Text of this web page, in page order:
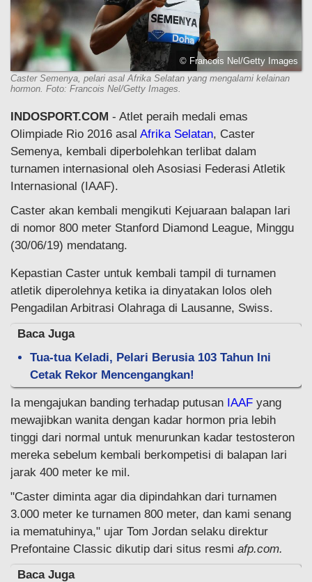
© Francois Nel/Getty Images
Caster Semenya, pelari asal Afrika Selatan yang mengalami kelainan
hormon. Foto: Francois Nel/Getty Images.
INDOSPORT.COM - Atlet peraih medali emas
Olimpiade Rio 2016 asal Afrika Selatan, Caster
Semenya, kembali diperbolehkan terlibat dalam
turnamen internasional oleh Asosiasi Federasi Atletik
Internasional (IAAF).
Caster akan kembali mengikuti Kejuaraan balapan lari
di nomor 800 meter Stanford Diamond League, Minggu
(30/06/19) mendatang.
Kepastian Caster untuk kembali tampil di turnamen
atletik diperolehnya ketika ia dinyatakan lolos oleh
Pengadilan Arbitrasi Olahraga di Lausanne, Swiss.
Baca Juga
Tua-tua Keladi, Pelari Berusia 103 Tahun Ini
Cetak Rekor Mencengangkan!
Ia mengajukan banding terhadap putusan IAAF yang
mewajibkan wanita dengan kadar hormon pria lebih
tinggi dari normal untuk menurunkan kadar testosteron
mereka sebelum kembali berkompetisi di balapan lari
jarak 400 meter ke mil.
"Caster diminta agar dia dipindahkan dari turnamen
3.000 meter ke turnamen 800 meter, dan kami senang
ia mematuhinya," ujar Tom Jordan selaku direktur
Prefontaine Classic dikutip dari situs resmi afp.com.
Baca Juga